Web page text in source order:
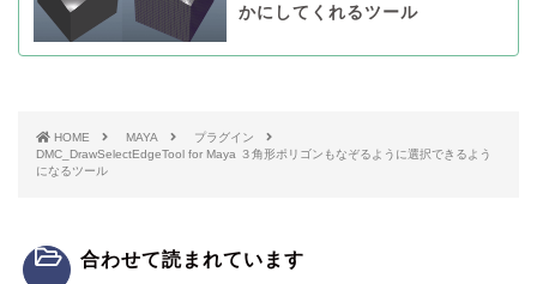
かにしてくれるツール
HOME MAYA
プラグイン
DMC_DrawSelectEdgeTool for Maya ３角形ポリゴンもなぞるように選択できるよう
になるツール
合わせて読まれています